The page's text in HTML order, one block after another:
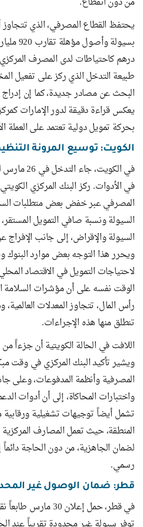
درهم كاحتياطات لدى المصرف
طبيعة التدخل الذي ركز على تفعيل
البحث عن مصادر جديدة، كما إن
يعكس قراءة دقيقة لدور الإمارات
بحركة تمويل دولية تعتمد على العملة
الكويت: توسيع المرونة
في الكويت،
في الأدوات. ركز البنك المركزي
المصرفي عبر خفض بعض متطلبات
السيولة ونسبة صافي التمويل
السيولة والإقراض، إلى جانب
ويحرر هذا التوجه بعض موارد البنوك
لاحتياجات التمويل في الاقتصاد
الوقت نفسه على أن مؤشرات السلامة
رأس المال، تتجاوز المعدلات
تنطلق منها هذه الإجراءات.
اللافت في الحالة الكويتية أن جزءاً
ويشير تأكيد البنك المركزي في وقت
المصرفية وأنظمة المدفوعات، وعلى
واختبارات المحاكاة، إلى أن أدوات
تشمل أيضاً توجيهات تشغيلية
المنطقة، حيث تعمل المصارف
لضمان الجاهزية، من دون الحاجة
رسمي.
قطر: ضمان الوصول غير
في قطر، حمل إعلان